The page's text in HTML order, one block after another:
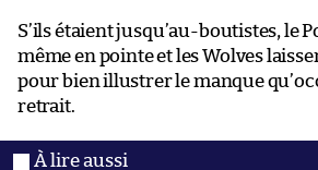
S’ils étaient jusqu’au-boutistes, le
même en pointe et les Wolves
pour bien illustrer le manque
retrait.